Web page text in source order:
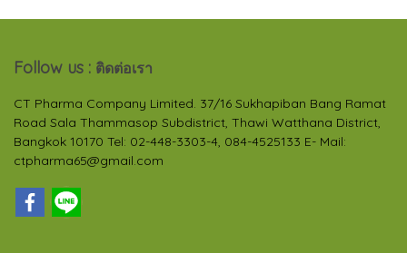
Follow us : ติดต่อเรา
CT Pharma Company Limited. 37/16 Sukhapiban Bang Ramat
Road Sala Thammasop Subdistrict, Thawi Watthana District,
Bangkok 10170 Tel: 02-448-3303-4, 084-4525133 E- Mail:
ctpharma65@gmail.com